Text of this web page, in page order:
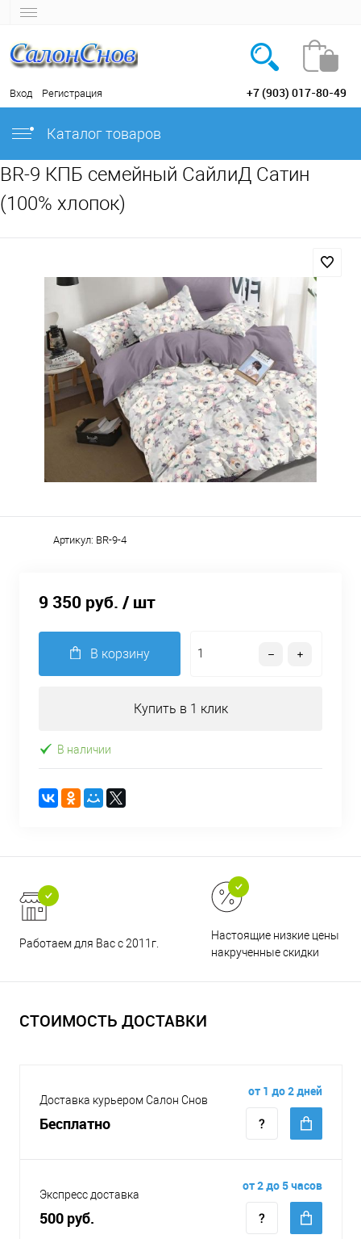
Вход Регистрация +7 (903) 017-80-49
Каталог товаров
BR-9 КПБ семейный СайлиД Сатин
(100% хлопок)
Артикул: BR-9-4
9 350 руб. / шт
В корзину
Купить в 1 клик
В наличии
Работаем для Вас с 2011г.
Настоящие низкие цены и
накрученные скидки
СТОИМОСТЬ ДОСТАВКИ
Доставка курьером Салон Снов
Бесплатно
от 1 до 2 дней
Экспресс доставка
500 руб.
от 2 до 5 часов